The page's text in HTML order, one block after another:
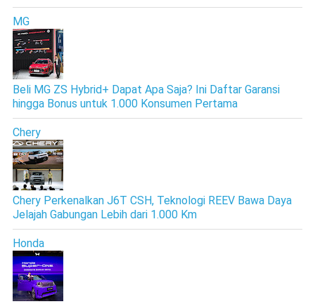
MG
Beli MG ZS Hybrid+ Dapat Apa Saja? Ini Daftar Garansi
hingga Bonus untuk 1.000 Konsumen Pertama
Chery
Chery Perkenalkan J6T CSH, Teknologi REEV Bawa Daya
Jelajah Gabungan Lebih dari 1.000 Km
Honda